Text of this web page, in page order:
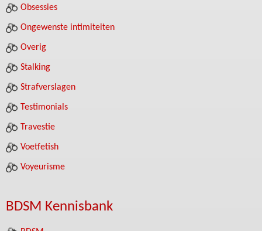
Obsessies
Ongewenste intimiteiten
Overig
Stalking
Strafverslagen
Testimonials
Travestie
Voetfetish
Voyeurisme
BDSM Kennisbank